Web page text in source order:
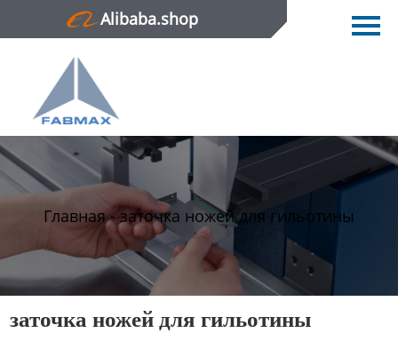
Alibaba.shop
Главная
Продукция
Новости
Контактная информация
Главная-заточка ножей для гильотины
заточка ножей для гильотины